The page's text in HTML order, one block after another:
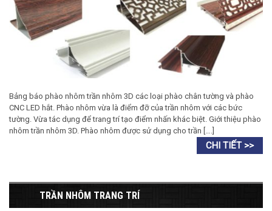
Bảng báo phào nhôm trần nhôm 3D các loại phào chân tường và phào
CNC LED hắt. Phào nhôm vừa là điểm đỡ của trần nhôm với các bức
tường. Vừa tác dụng để trang trí tạo điểm nhấn khác biệt. Giới thiệu phào
nhôm trần nhôm 3D. Phào nhôm được sử dụng cho trần [….]
TRẦN NHÔM TRANG TRÍ